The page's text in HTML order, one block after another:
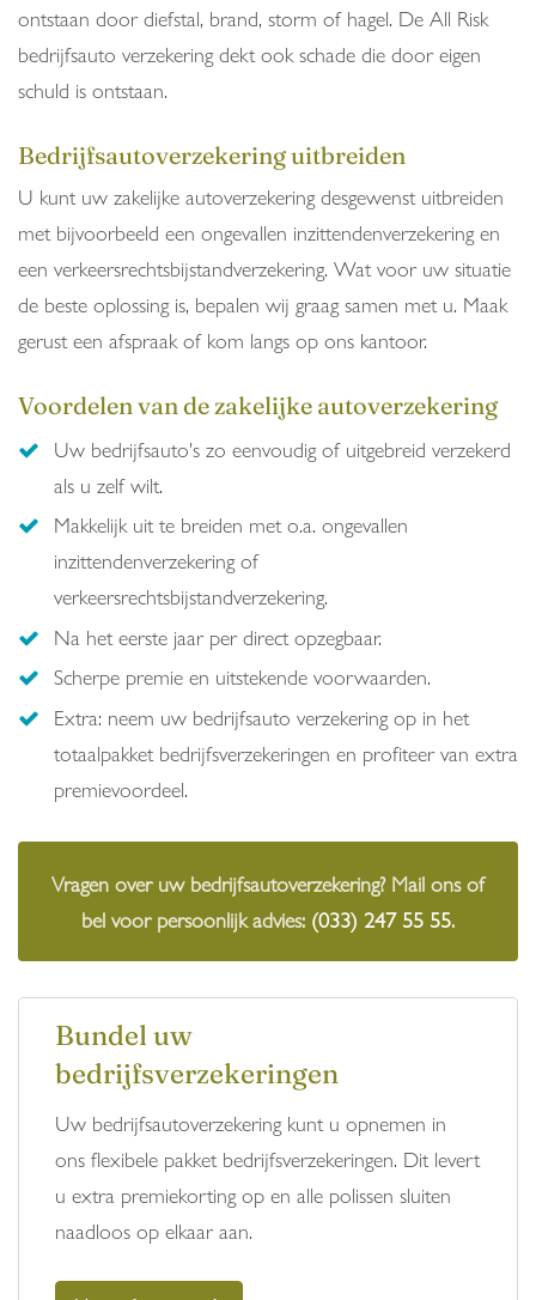
ontstaan door diefstal, brand, storm of hagel. De All Risk
bedrijfsauto verzekering dekt ook schade die door eigen
schuld is ontstaan.
Bedrijfsautoverzekering uitbreiden
U kunt uw zakelijke autoverzekering desgewenst uitbreiden
met bijvoorbeeld een ongevallen inzittendenverzekering en
een verkeersrechtsbijstandverzekering. Wat voor uw situatie
de beste oplossing is, bepalen wij graag samen met u. Maak
gerust een afspraak of kom langs op ons kantoor.
Voordelen van de zakelijke autoverzekering
Uw bedrijfsauto's zo eenvoudig of uitgebreid verzekerd
als u zelf wilt.
Makkelijk uit te breiden met o.a. ongevallen
inzittendenverzekering of
verkeersrechtsbijstandverzekering.
Na het eerste jaar per direct opzegbaar.
Scherpe premie en uitstekende voorwaarden.
Extra: neem uw bedrijfsauto verzekering op in het
totaalpakket bedrijfsverzekeringen en profiteer van extra
premievoordeel.
Vragen over uw bedrijfsautoverzekering? Mail ons of
bel voor persoonlijk advies: (033) 247 55 55.
Bundel uw
bedrijfsverzekeringen
Uw bedrijfsautoverzekering kunt u opnemen in
ons flexibele pakket bedrijfsverzekeringen. Dit levert
u extra premiekorting op en alle polissen sluiten
naadloos op elkaar aan.